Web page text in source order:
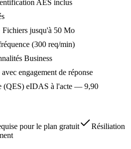
AES inclus
Fichiers jusqu'à 50 Mo
(300 req/min)
Business
engagement de réponse
(QES) eIDAS à l'acte — 9,90
pour le plan gratuit
Résiliation